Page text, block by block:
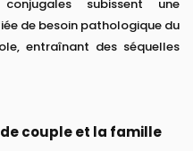
subissent une
de besoin pathologique du
entraînant des séquelles
couple et la famille